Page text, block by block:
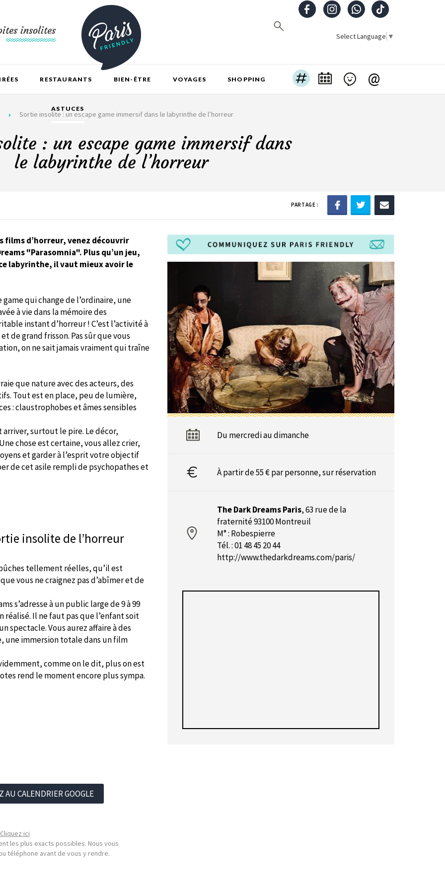
insolites Select Language ▼
RESTAURANTS BIEN-ÊTRE VOYAGES SHOPPING
ASTUCES
@
Sortie insolite : un escape game immersif dans le labyrinthe de l’horreur
: un escape game immersif dans
le labyrinthe de l’horreur
PARTAGE :
films d’horreur, venez découvrir
"Parasomnia". Plus qu’un jeu,
labyrinthe, il vaut mieux avoir le
game qui change de l’ordinaire, une
à vie dans la mémoire des
instant d’horreur ! C’est l’activité à
de grand frisson. Pas sûr que vous
on ne sait jamais vraiment qui traîne
que nature avec des acteurs, des
Tout est en place, peu de lumière,
: claustrophobes et âmes sensibles
surtout le pire. Le décor,
chose est certaine, vous allez crier,
et garder à l’esprit votre objectif
de cet asile rempli de psychopathes et
insolite de l’horreur
tellement réelles, qu’il est
vous ne craignez pas d’abîmer et de
s’adresse à un public large de 9 à 99
réalisé. Il ne faut pas que l’enfant soit
spectacle. Vous aurez affaire à des
une immersion totale dans un film
comme on le dit, plus on est
rend le moment encore plus sympa.
AU CALENDRIER GOOGLE
Cliquez ici
les plus exacts possibles. Nous vous
téléphone avant de vous y rendre.
Du mercredi au dimanche
À partir de 55 € par personne, sur réservation
The Dark Dreams Paris,63 rue de la
fraternité 93100 Montreuil
M° : Robespierre
Tél. : 01 48 45 20 44
http://www.thedarkdreams.com/paris/